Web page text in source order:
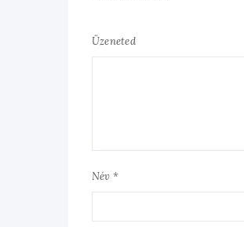
Üzeneted
Név *